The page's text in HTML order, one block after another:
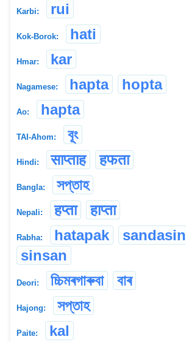
Karbi: rui
Kok-Borok: hati
Hmar: kar
Nagamese: hapta hopta
Ao: hapta
TAI-Ahom: বূং
Hindi: साप्ताह हफता
Bangla: সপ্তাহ
Nepali: हप्ता हाप्ता
Rabha: hatapak sandasin
sinsan
Deori: চ্চিমৰগাৰুবা বাৰ
Hajong: সপ্তাহ
Paite: kal